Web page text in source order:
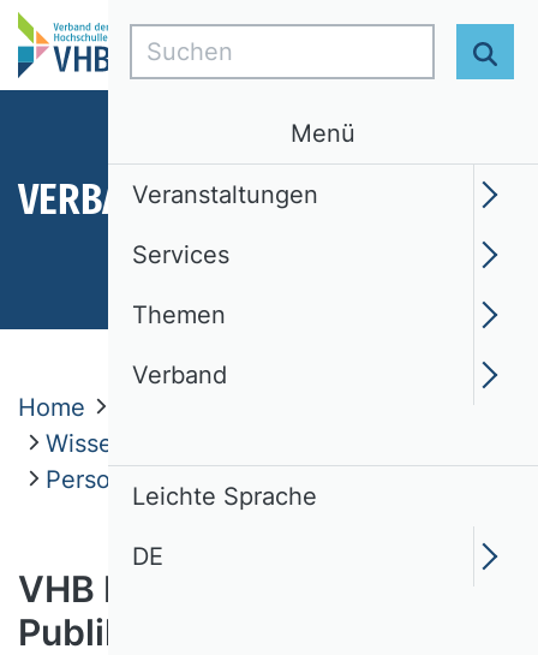
VERBAND
Home
Wissenschaftliche Kommissionen
Personal
VHB Rating 2024 für
Publikationsmedien
Suchen
Menü
Veranstaltungen
Services
Themen
Verband
Leichte Sprache
DE